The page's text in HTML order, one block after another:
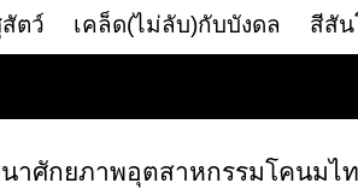
ตว์ เคล็ด(ไม่ลับ)กับบังดล สีสัน
าศักยภาพอุตสาหกรรมโคนมไ